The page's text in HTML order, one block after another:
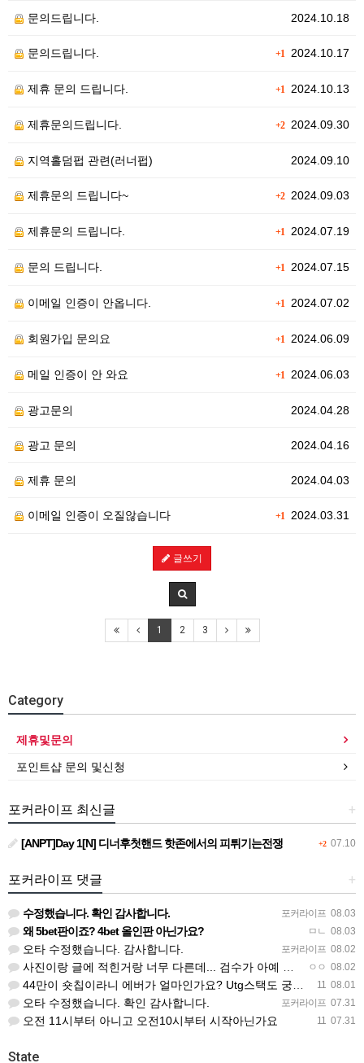
2024.10.18
문의드립니다.
+1 2024.10.17
문의드립니다.
+1 2024.10.13
제휴 문의 드립니다.
+22024.09.30
제휴문의드립니다.
2024.09.10
지역홀덤펍 관련(러너펍)
+22024.09.03
제휴문의 드립니다~
+1 2024.07.19
제휴문의 드립니다.
+1 2024.07.15
문의 드립니다.
+1 2024.07.02
이메일 인증이 안옵니다.
+1 2024.06.09
회원가입 문의요
+1 2024.06.03
메일 인증이 안 와요
2024.04.28
광고문의
2024.04.16
광고 문의
2024.04.03
제휴 문의
+1 2024.03.31
이메일 인증이 오질않습니다
글쓰기
1 2 3
Category
제휴및문의
포인트샵 문의 및신청
+
포커라이프 최신글
+2 07.10
[ANPT]Day 1[N] 디너후첫핸드 핫존에서의 피튀기는전쟁
+
포커라이프 댓글
포커라이프 08.03
수정했습니다. 확인 감사합니다.
ㅁㄴ 08.03
왜 5bet판이죠? 4bet 올인판 아닌가요?
포커라이프 08.02
오타 수정했습니다. 감사합니다.
ㅇㅇ 08.02
사진이랑 글에 적힌거랑 너무 다른데... 검수가 아예 안되고 올라오나봐요
11 08.01
44만이 숏칩이라니 에버가 얼마인가요? Utg스택도 궁금하네요
포커라이프 07.31
오타 수정했습니다. 확인 감사합니다.
11 07.31
오전 11시부터 아니고 오전10시부터 시작아닌가요
State